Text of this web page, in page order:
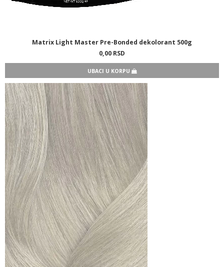
Matrix Light Master Pre-Bonded dekolorant 500g
0,00 RSD
UBACI U KORPU